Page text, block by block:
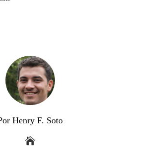
Henry F. Soto